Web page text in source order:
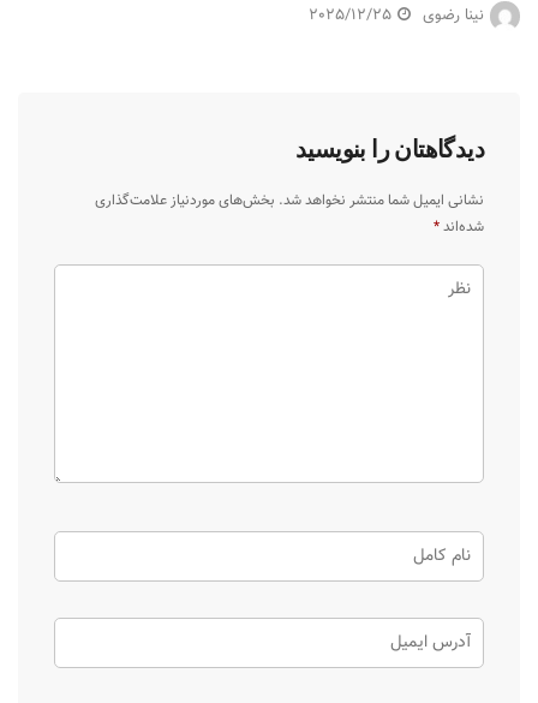
نینا رضوی 2025/12/25
دیدگاهتان را بنویسید
نشانی ایمیل شما منتشر نخواهد شد. بخش‌های موردنیاز علامت‌گذاری
شده‌اند*